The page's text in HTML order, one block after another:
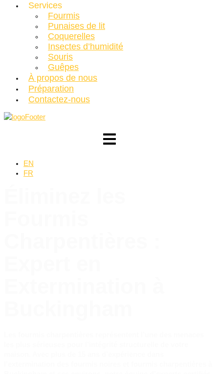
Services
Fourmis
Punaises de lit
Coquerelles
Insectes d’humidité
Souris
Guêpes
À propos de nous
Préparation
Contactez-nous
EN
FR